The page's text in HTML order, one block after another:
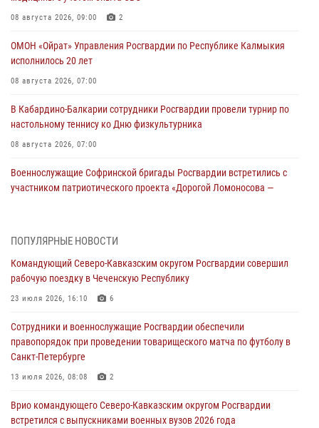
08 августа 2026, 09:00 2
ОМОН «Ойрат» Управления Росгвардии по Республике Калмыкия
исполнилось 20 лет
08 августа 2026, 07:00
В Кабардино-Балкарии сотрудники Росгвардии провели турнир по
настольному теннису ко Дню физкультурника
08 августа 2026, 07:00
Военнослужащие Софринской бригады Росгвардии встретились с
участником патриотического проекта «Дорогой Ломоносова —
Кузбассе
08 августа 2026, 07:00
ограниченными возможностями здоровья (видео)
08 августа 2026, 06:32 1
Спецназ Росгвардии в Марий Эл почтил память товарища на
08 августа 2026, 06:15 9
ПОПУЛЯРНЫЕ НОВОСТИ
Командующий Северо-Кавказским округом Росгвардии совершил
рабочую поездку в Чеченскую Республику
23 июля 2026, 16:10 6
Сотрудники и военнослужащие Росгвардии обеспечили
правопорядок при проведении товарищеского матча по футболу в
Санкт-Петербурге
13 июля 2026, 08:08 2
Врио командующего Северо-Кавказским округом Росгвардии
встретился с выпускниками военных вузов 2026 года